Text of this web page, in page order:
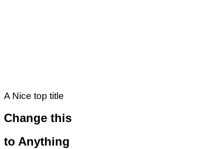
A Nice top title
Change this
to Anything